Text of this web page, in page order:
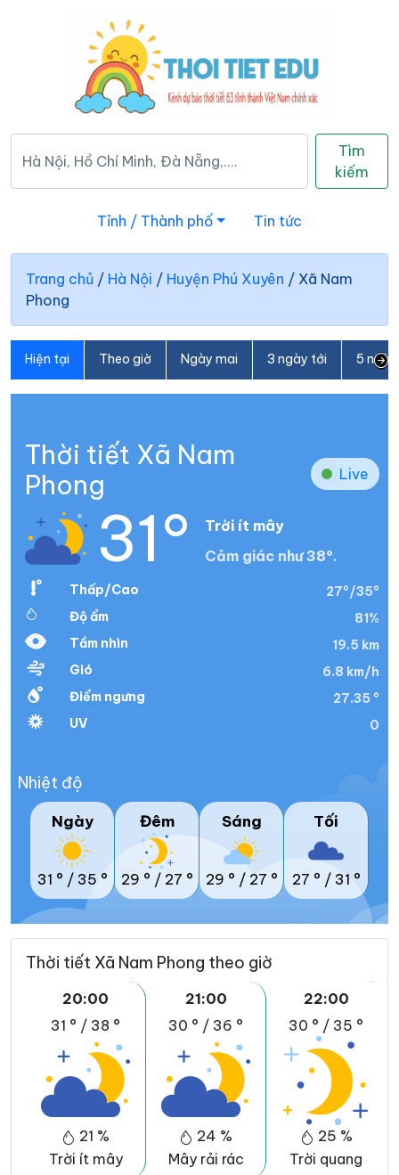
Tìm
kiếm
Tỉnh / Thành phố Tin tức
Trang chủ / Hà Nội / Huyện Phú Xuyên / Xã Nam
Phong
Hiện tại Theo giờ Ngày mai 3 ngày tới 5
Thời tiết Xã Nam
Phong
Live
31°
Trời ít mây
Cảm giác như 38°.
Thấp/Cao
27°/35°
Độ ẩm
81%
Tầm nhìn
19.5 km
Gió
6.8 km/h
Điểm ngưng
27.35 °
UV
0
Nhiệt độ
Ngày
31 ° / 35 °
Đêm
29 ° / 27 °
Sáng
29 ° / 27 °
Tối
27 ° / 31 °
Thời tiết Xã Nam Phong theo giờ
20:00
31 ° / 38 °
21 %
Trời ít mây
21:00
30 ° / 36 °
24 %
Mây rải rác
22:00
30 ° / 35 °
25 %
Trời quang